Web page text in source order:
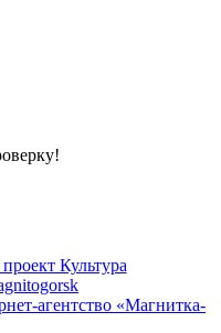
агентство «Магнитка-